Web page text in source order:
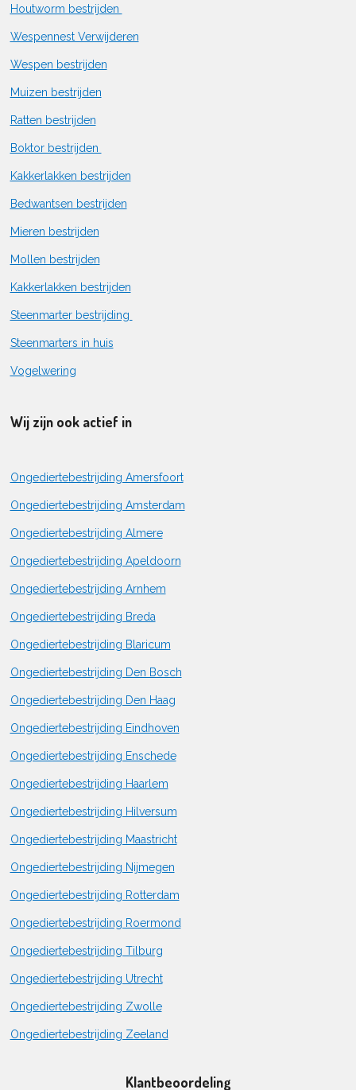
Houtworm bestrijden
Wespennest Verwijderen
Wespen bestrijden
Muizen bestrijden
Ratten bestrijden
Boktor bestrijden
Kakkerlakken bestrijden
Bedwantsen bestrijden
Mieren bestrijden
Mollen bestrijden
Kakkerlakken bestrijden
Steenmarter bestrijding
Steenmarters in huis
Vogelwering
Wij zijn ook actief in
Ongediertebestrijding Amersfoort
Ongediertebestrijding Amsterdam
Ongediertebestrijding Almere
Ongediertebestrijding Apeldoorn
Ongediertebestrijding Arnhem
Ongediertebestrijding Breda
Ongediertebestrijding Blaricum
Ongediertebestrijding Den Bosch
Ongediertebestrijding Den Haag
Ongediertebestrijding Eindhoven
Ongediertebestrijding Enschede
Ongediertebestrijding Haarlem
Ongediertebestrijding Hilversum
Ongediertebestrijding Maastricht
Ongediertebestrijding Nijmegen
Ongediertebestrijding Rotterdam
Ongediertebestrijding Roermond
Ongediertebestrijding Tilburg
Ongediertebestrijding Utrecht
Ongediertebestrijding Zwolle
Ongediertebestrijding Zeeland
Klantbeoordeling